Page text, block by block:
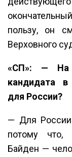
пользу, он
Верховного
«СП»: — На
кандидата в
для России?
— Для
потому что,
Байден —